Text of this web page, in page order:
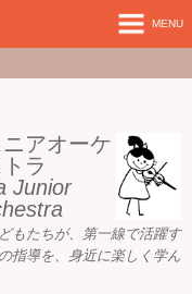
アオーケ
トラ
Junior
もたちが、
第一線で活躍す
指導を、身近に楽しく学ん
MENU